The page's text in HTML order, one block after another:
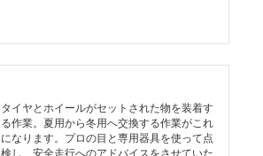
タイヤとホイールがセットされた物を装着す
る作業。夏用から冬用へ交換する作業がこれ
になります。プロの目と専用器具を使って点
検し、安全走行へのアドバイスをさせていた